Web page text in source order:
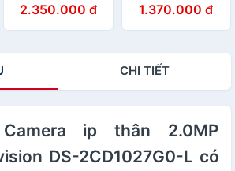
chính hãng độ
phân giải HD siêu
2.350.000 đ
HIKVISION DS-
2CE19D3T-IT3ZF
1.370.000 đ
CHI TIẾT
ip thân 2.0MP
DS-2CD1027G0-L có